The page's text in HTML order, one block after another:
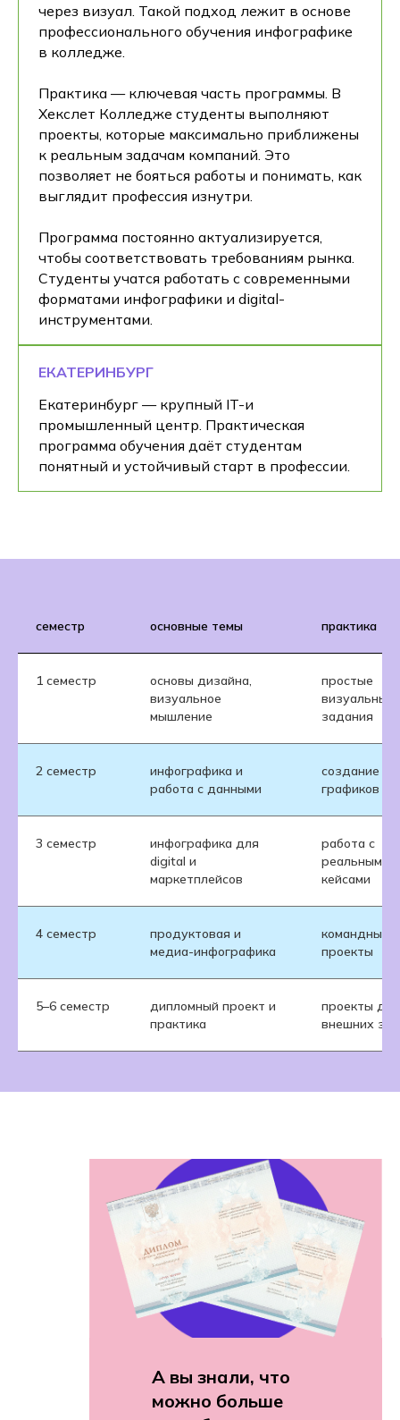
через визуал. Такой подход лежит в основе
профессионального обучения инфографике
в колледже.
Практика — ключевая часть программы. В
Хекслет Колледже студенты выполняют
проекты, которые максимально приближены
к реальным задачам компаний. Это
позволяет не бояться работы и понимать, как
выглядит профессия изнутри.
Программа постоянно актуализируется,
чтобы соответствовать требованиям рынка.
Студенты учатся работать с современными
форматами инфографики и digital-
инструментами.
ЕКАТЕРИНБУРГ
Екатеринбург — крупный IT-и
промышленный центр. Практическая
программа обучения даёт студентам
понятный и устойчивый старт в профессии.
семестр основные темы практика
1 семестр
основы дизайна,
визуальное
мышление
простые
визуальные
задания
2 семестр
инфографика и
работа с данными
создание
графиков
3 семестр
инфографика для
digital и
маркетплейсов
работа с
реальными
кейсами
4 семестр
продуктовая и
медиа-инфографика
командные
проекты
5–6 семестр
дипломный проект и
практика
проекты для
внешних
А вы знали, что
можно больше